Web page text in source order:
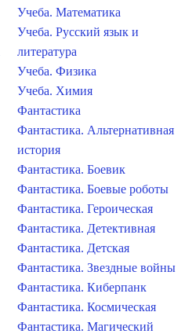
Учеба. Математика
Учеба. Русский язык и
литература
Учеба. Физика
Учеба. Химия
Фантастика
Фантастика. Альтернативная
история
Фантастика. Боевик
Фантастика. Боевые роботы
Фантастика. Героическая
Фантастика. Детективная
Фантастика. Детская
Фантастика. Звездные войны
Фантастика. Киберпанк
Фантастика. Космическая
Фантастика. Магический